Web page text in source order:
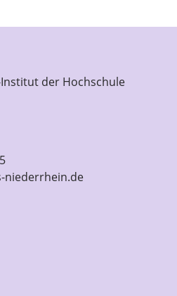
Institut der Hochschule
niederrhein.de